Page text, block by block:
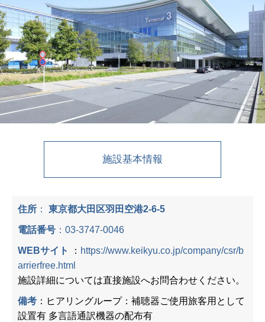
施設基本情報
住所 ： 東京都大田区羽田空港2-6-5
電話番号 ： 03-3747-0046
WEBサイト ： https://www.keikyu.co.jp/company/csr/b
arrierfree.html
施設詳細については直接施設へお問合わせください。
備考 ：ヒアリングループ：補聴器ご使用旅客用として
設置有 多言語通訳機器の配布有